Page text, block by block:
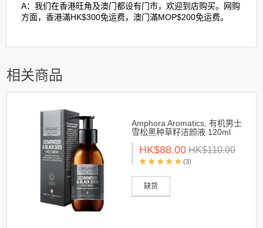
A：我们在香港旺角及澳门都设有门市，欢迎到店购买。网购
方面，香港滿HK$300免运费，澳门滿MOP$200免运费。
相关商品
Amphora Aromatics, 有机男士
雪松黑种草籽洁颜液 120ml
HK$88.00 HK$110.00
(3)
缺货